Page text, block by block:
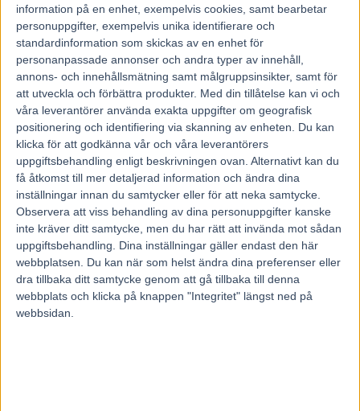
information på en enhet, exempelvis cookies, samt bearbetar
personuppgifter, exempelvis unika identifierare och
standardinformation som skickas av en enhet för
personanpassade annonser och andra typer av innehåll,
annons- och innehållsmätning samt målgruppsinsikter, samt för
att utveckla och förbättra produkter. Med din tillåtelse kan vi och
våra leverantörer använda exakta uppgifter om geografisk
positionering och identifiering via skanning av enheten. Du kan
klicka för att godkänna vår och våra leverantörers
uppgiftsbehandling enligt beskrivningen ovan. Alternativt kan du
få åtkomst till mer detaljerad information och ändra dina
inställningar innan du samtycker eller för att neka samtycke.
Observera att viss behandling av dina personuppgifter kanske
inte kräver ditt samtycke, men du har rätt att invända mot sådan
uppgiftsbehandling. Dina inställningar gäller endast den här
webbplatsen. Du kan när som helst ändra dina preferenser eller
dra tillbaka ditt samtycke genom att gå tillbaka till denna
webbplats och klicka på knappen "Integritet" längst ned på
webbsidan.
Föregående artikel
Inför V86: Perfekt inmatchad
Elephant
Nitlott för Face Time
Bourbon i Lotterian
RELATERADE ARTIKLAR
Fem tippar V85 till ÖSTERSUND 8
augusti 2026
3 augusti, 2026
Fem tippar V85 till RÄTTVIK 1
augusti 2026
27 juli, 2026